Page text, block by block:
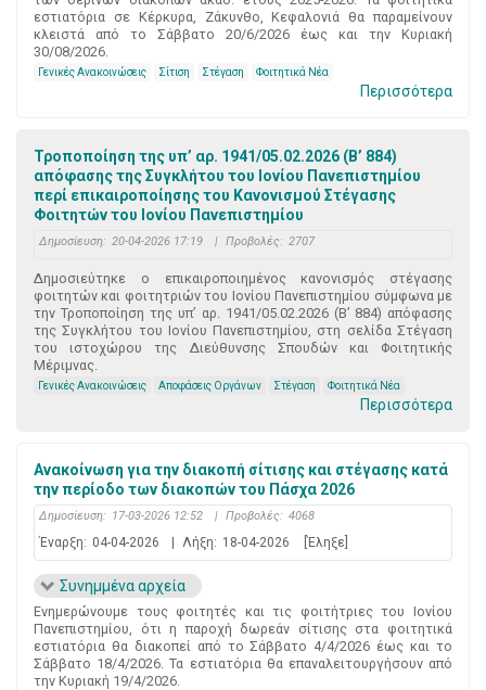
εστιατόρια σε Κέρκυρα, Ζάκυνθο, Κεφαλονιά θα παραμείνουν
κλειστά από το Σάββατο 20/6/2026 έως και την Κυριακή
30/08/2026.
Γενικές Ανακοινώσεις Σίτιση Στέγαση Φοιτητικά Νέα
Περισσότερα
Τροποποίηση της υπ’ αρ. 1941/05.02.2026 (Β’ 884)
απόφασης της Συγκλήτου του Ιονίου Πανεπιστημίου
περί επικαιροποίησης του Κανονισμού Στέγασης
Φοιτητών του Ιονίου Πανεπιστημίου
Δημοσίευση: 20-04-2026 17:19 | Προβολές: 2707
Δημοσιεύτηκε ο επικαιροποιημένος κανονισμός στέγασης
φοιτητών και φοιτητριών του Ιονίου Πανεπιστημίου σύμφωνα με
την Τροποποίηση της υπ’ αρ. 1941/05.02.2026 (Β’ 884) απόφασης
της Συγκλήτου του Ιονίου Πανεπιστημίου, στη σελίδα Στέγαση
του ιστοχώρου της Διεύθυνσης Σπουδών και Φοιτητικής
Μέριμνας.
Γενικές Ανακοινώσεις Αποφάσεις Οργάνων Στέγαση Φοιτητικά Νέα
Περισσότερα
Ανακοίνωση για την διακοπή σίτισης και στέγασης κατά
την περίοδο των διακοπών του Πάσχα 2026
Δημοσίευση: 17-03-2026 12:52 | Προβολές: 4068
Έναρξη: 04-04-2026 | Λήξη: 18-04-2026 [Έληξε]
Συνημμένα αρχεία
Ενημερώνουμε τους φοιτητές και τις φοιτήτριες του Ιονίου
Πανεπιστημίου, ότι η παροχή δωρεάν σίτισης στα φοιτητικά
εστιατόρια θα διακοπεί από το Σάββατο 4/4/2026 έως και το
Σάββατο 18/4/2026. Τα εστιατόρια θα επαναλειτουργήσουν από
την Κυριακή 19/4/2026.